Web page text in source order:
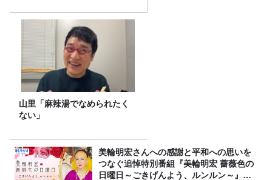
山里「麻辣湯でなめられたく
ない」
美輪明宏さんへの感謝と平和への思いを
つなぐ追悼特別番組『美輪明宏 薔薇色の
日曜日～ごきげんよう、ルンルン～』